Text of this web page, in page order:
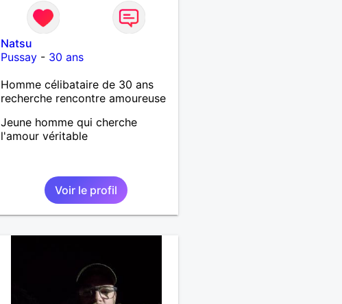
Natsu
Pussay - 30 ans
Homme célibataire de 30 ans
recherche rencontre amoureuse
Jeune homme qui cherche
l'amour véritable
Voir le profil